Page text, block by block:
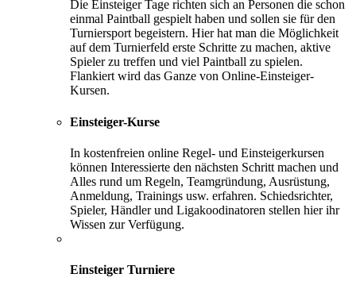
Die Einsteiger Tage richten sich an Personen die schon
einmal Paintball gespielt haben und sollen sie für den
Turniersport begeistern. Hier hat man die Möglichkeit
auf dem Turnierfeld erste Schritte zu machen, aktive
Spieler zu treffen und viel Paintball zu spielen.
Flankiert wird das Ganze von Online-Einsteiger-
Kursen.
Einsteiger-Kurse
In kostenfreien online Regel- und Einsteigerkursen
können Interessierte den nächsten Schritt machen und
Alles rund um Regeln, Teamgründung, Ausrüstung,
Anmeldung, Trainings usw. erfahren. Schiedsrichter,
Spieler, Händler und Ligakoodinatoren stellen hier ihr
Wissen zur Verfügung.
Einsteiger Turniere